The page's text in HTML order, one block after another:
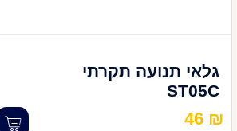
גלאי תנועה תקרתי
ST05C
46 ₪